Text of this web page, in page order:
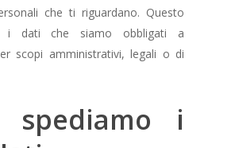
che ti riguardano. Questo
i dati che siamo obbligati a
scopi amministrativi, legali o di
spediamo i